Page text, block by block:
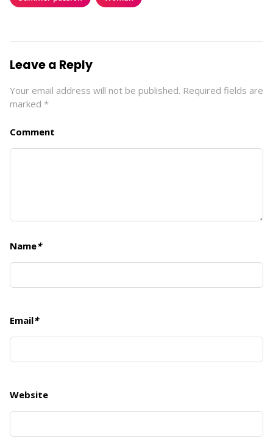
Leave a Reply
Your email address will not be published. Required fields are
marked *
Comment
Name*
Email*
Website